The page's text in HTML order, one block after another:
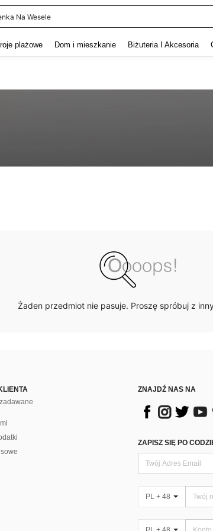
Na Wesele
plażowe Dom i mieszkanie Biżuteria I Akcesoria
Żaden przedmiot nie pasuje. Proszę spróbuj z
ZNAJDŹ NAS NA
ZAPISZ SIĘ PO
PL + 48